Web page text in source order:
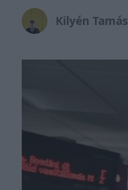
Kilyén Tamás